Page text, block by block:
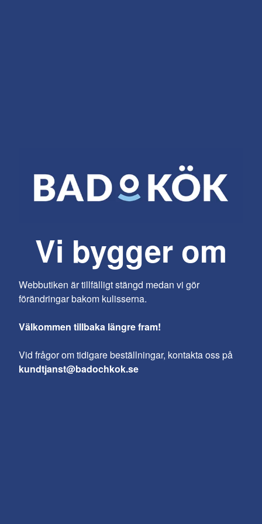
Vi bygger om
Webbutiken är tillfälligt stängd medan vi gör
förändringar bakom kulisserna.
Välkommen tillbaka längre fram!
Vid frågor om tidigare beställningar, kontakta oss på
kundtjanst@badochkok.se